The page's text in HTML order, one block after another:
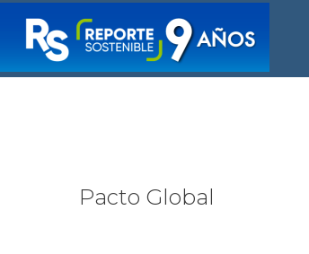
Pacto Global